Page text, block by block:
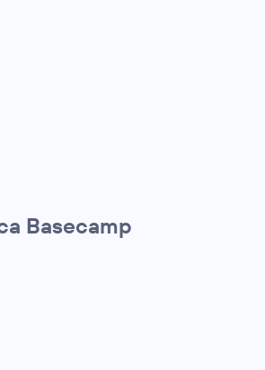
Basecamp